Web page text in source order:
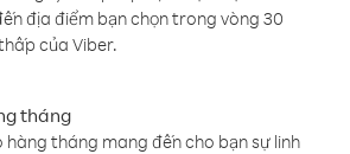
địa điểm bạn chọn trong vòng 30
của Viber.
tháng
hàng tháng mang đến cho bạn sự linh